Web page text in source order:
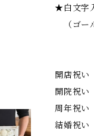
★白文字
（ゴー
開店祝い
開院祝い
周年祝
結婚祝